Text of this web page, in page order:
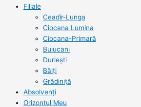
Filiale
Ceadîr-Lunga
Ciocana Lumina
Ciocana-Primară
Buiucani
Durlești
Bălți
Grădiniță
Absolvenți
Orizontul Meu